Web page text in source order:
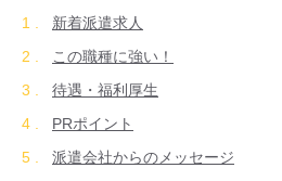
この度、
プロダンスチームである「dip battles」
のスポンサー企業になりました！
新着派遣求人
この職種に強い！
待遇・福利厚生
PRポイント
派遣会社からのメッセージ